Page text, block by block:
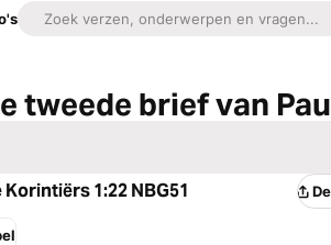
tweede brief van
Korintiërs 1:22NBG51